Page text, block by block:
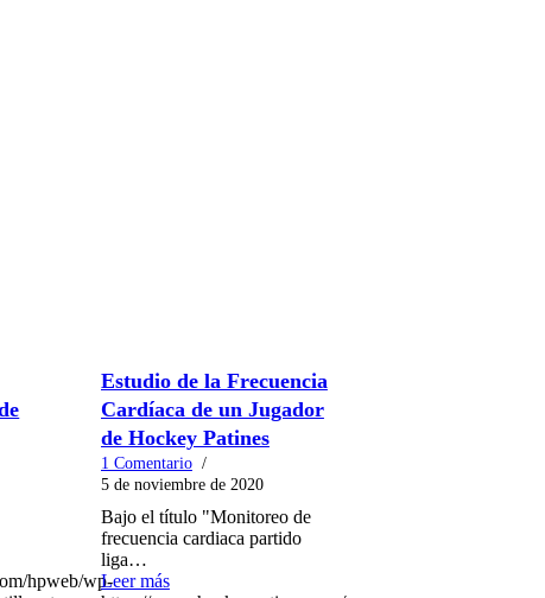
hpweb/wp-
Estudio de la Frecuencia
Cardíaca de un Jugador
de Hockey Patines
1 Comentario /
5 de noviembre de 2020
Bajo el título "Monitoreo de
frecuencia cardiaca partido
liga…
Leer más